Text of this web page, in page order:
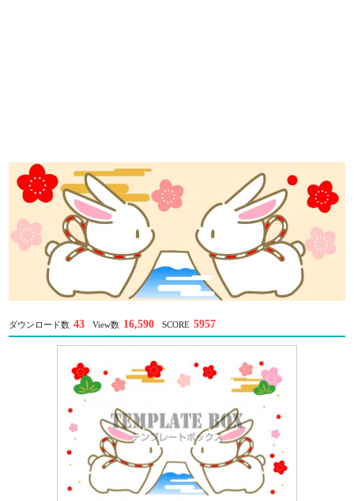
ダウンロード数 43 View数 16,590 SCORE 5957